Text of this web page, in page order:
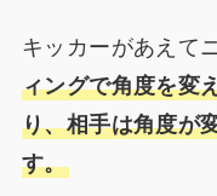
キッカーがあえて
ィングで角度を変
り、相手は角度が
す。